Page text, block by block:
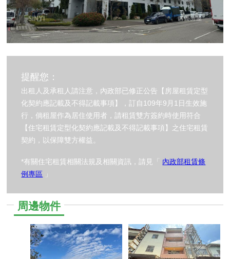
提醒您：
出租人及承租人請注意，內政部已修正公告【房屋租賃定型
化契約應記載及不得記載事項】，訂自109年9月1日生效施
行，倘租屋作為居住使用者，請租賃雙方簽約時使用符合
【住宅租賃定型化契約應記載及不得記載事項】之住宅租賃
契約，以保障雙方權益。
*有關住宅租賃相關法規及相關資訊，請見「 內政部租賃條
例專區 」
周邊物件